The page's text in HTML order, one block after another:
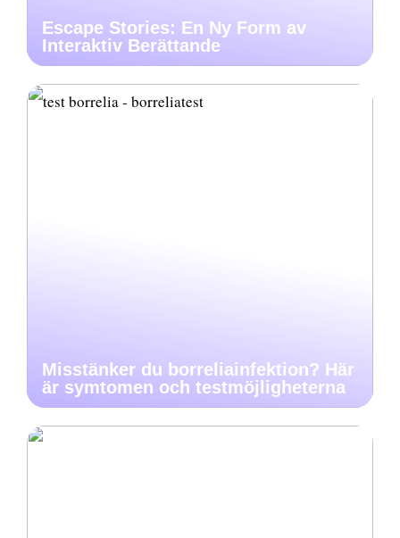
Escape Stories: En Ny Form av
Interaktiv Berättande
Misstänker du borreliainfektion? Här
är symtomen och testmöjligheterna